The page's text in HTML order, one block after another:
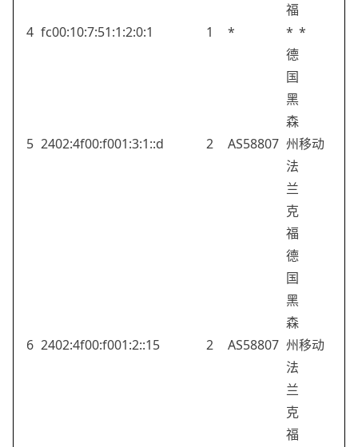
福
4 fc00:10:7:51:1:2:0:1 1 * * *
5 2402:4f00:f001:3:1::d 2 AS58807
德
国
黑
森
州
法
兰
克
福
移动
6 2402:4f00:f001:2::15 2 AS58807
德
国
黑
森
州
法
兰
克
福
移动